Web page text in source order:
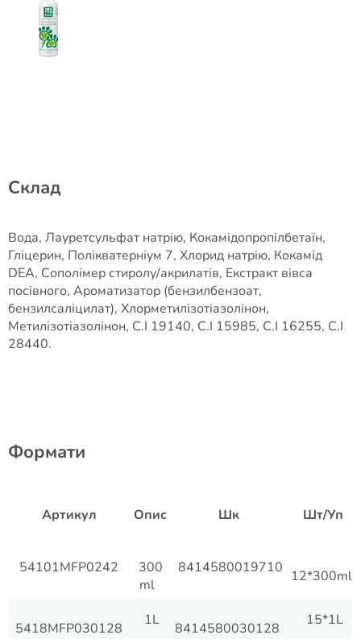
Склад
Вода, Лауретсульфат натрію, Кокамідопропілбетаїн,
Гліцерин, Полікватерніум 7, Хлорид натрію, Кокамід
DEA, Сополімер стиролу/акрилатів, Екстракт вівса
посівного, Ароматизатор (бензилбензоат,
бензилсаліцилат), Хлорметилізотіазолінон,
Метилізотіазолінон, C.I 19140, C.I 15985, C.I 16255, C.I
28440.
​Формати
Артикул Опис Шк Шт/Уп
54101MFP0242
300
ml
8414580019710 12*300ml
5418MFP030128 1L 8414580030128
15*1L